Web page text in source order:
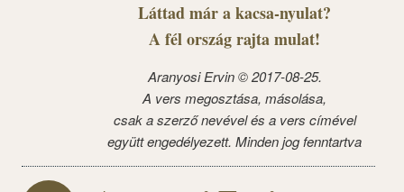
Láttad már a kacsa-nyulat?
A fél ország rajta mulat!
Aranyosi Ervin © 2017-08-25.
A vers megosztása, másolása,
csak a szerző nevével és a vers címével
együtt engedélyezett. Minden jog fenntartva